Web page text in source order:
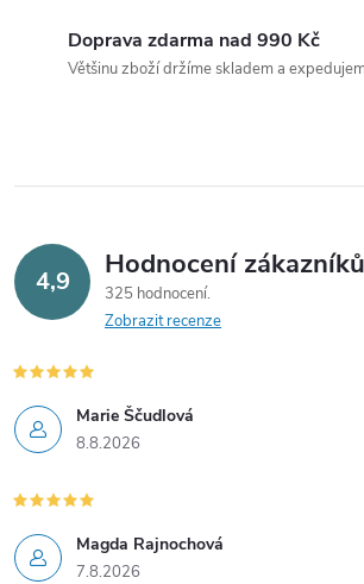
p
v
k
y
v
ý
p
i
Doprava zdarma nad 990 Kč
Většinu zboží držíme skladem a
4,9 Hodnocení zákazníků
325 hodnocení
Zobrazit recenze
Marie Ščudlová
8.8.2026
Magda Rajnochová
7.8.2026